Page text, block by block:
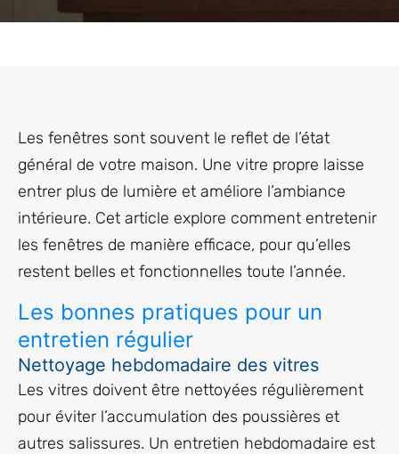
Les fenêtres sont souvent le reflet de l’état
général de votre maison. Une vitre propre laisse
entrer plus de lumière et améliore l’ambiance
intérieure. Cet article explore comment entretenir
les fenêtres de manière efficace, pour qu’elles
restent belles et fonctionnelles toute l’année.
Les bonnes pratiques pour un
entretien régulier
Nettoyage hebdomadaire des vitres
Les vitres doivent être nettoyées régulièrement
pour éviter l’accumulation des poussières et
autres salissures. Un entretien hebdomadaire est